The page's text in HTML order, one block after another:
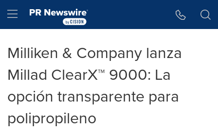
Hamburger menu
Milliken & Company lanza
Millad ClearX™ 9000: La
opción transparente para
polipropileno